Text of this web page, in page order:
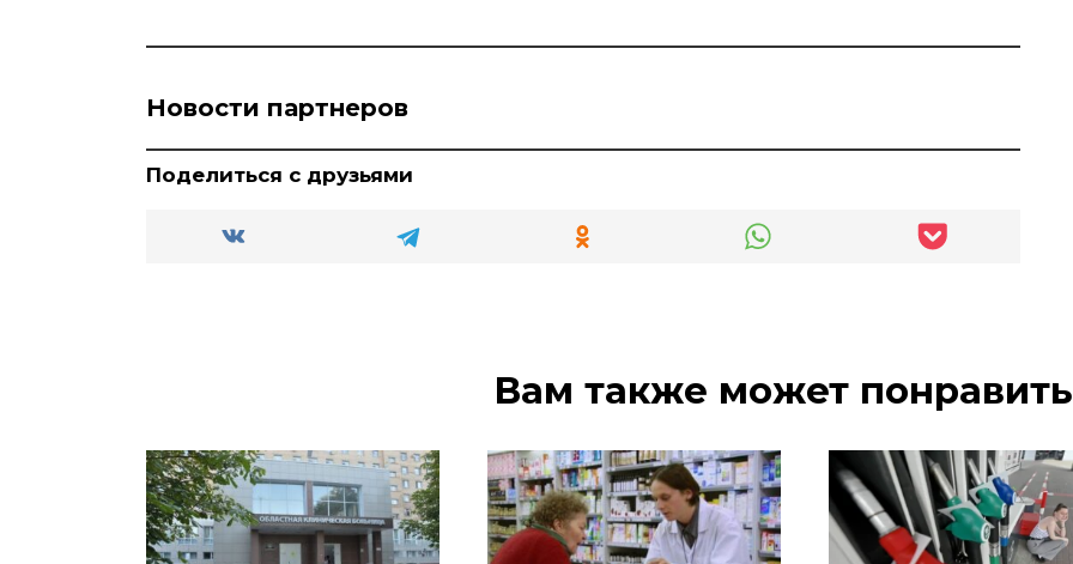
Новости партнеров
Поделиться с друзьями
Вам также может